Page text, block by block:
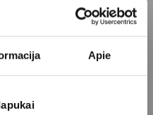
Apie
cukriniu diabetu
kad šiais